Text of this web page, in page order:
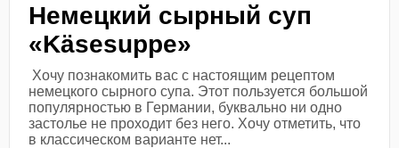
Немецкий сырный суп
«Käsesuppe»
Хочу познакомить вас с настоящим рецептом
немецкого сырного супа. Этот пользуется большой
популярностью в Германии, буквально ни одно
застолье не проходит без него. Хочу отметить, что
в классическом варианте нет...